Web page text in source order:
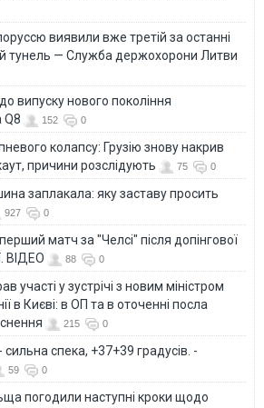
виявили вже третій за останні
тунель — Служба держохорони Литви
випуску нового покоління
Q8
152 0
колапсу: Грузію знову накрив
причини розслідують
75 0
заплакала: яку заставу просить
927 0
матч за "Челсі" після допінгової
ВІДЕО
88 0
участі у зустрічі з новим міністром
в Києві: в ОП та в оточенні посла
215 0
сильна спека, +37+39 градусів. -
59 0
погодили наступні кроки щодо